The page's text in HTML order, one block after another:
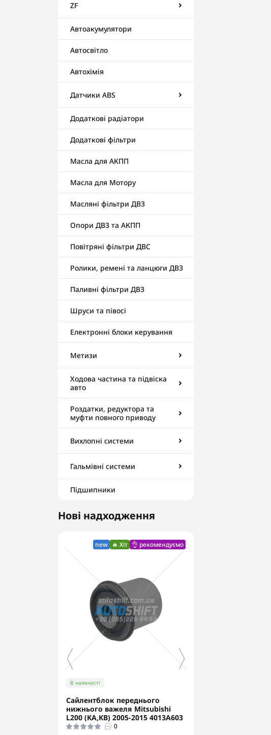
ZF
Автоакумулятори
Автосвітло
Автохімія
Датчики ABS
Додаткові радіатори
Додаткові фільтри
Масла для АКПП
Масла для Мотору
Масляні фільтри ДВЗ
Опори ДВЗ та АКПП
Повітряні фільтри ДВС
Ролики, ремені та ланцюги ДВЗ
Паливні фільтри ДВЗ
Шруси та півосі
Електронні блоки керування
Метизи
Ходова частина та підвіска
авто
Роздатки, редуктора та
муфти повного приводу
Вихлопні системи
Гальмівні системи
Підшипники
Нові надходження
new 🔥 Хіт 👌 рекомендуємо
В наявності
Сайлентблок переднього
нижнього важеля Mitsubishi
L200 (KA,KB) 2005-2015 4013A603
0